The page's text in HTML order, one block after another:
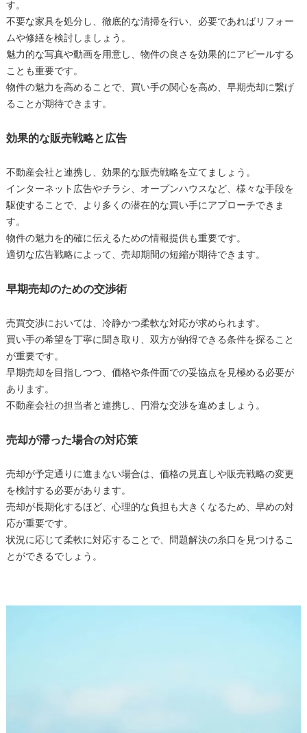
す。
不要な家具を処分し、徹底的な清掃を行い、必要であればリフォー
ムや修繕を検討しましょう。
魅力的な写真や動画を用意し、物件の良さを効果的にアピールする
ことも重要です。
物件の魅力を高めることで、買い手の関心を高め、早期売却に繋げ
ることが期待できます。
効果的な販売戦略と広告
不動産会社と連携し、効果的な販売戦略を立てましょう。
インターネット広告やチラシ、オープンハウスなど、様々な手段を
駆使することで、より多くの潜在的な買い手にアプローチできま
す。
物件の魅力を的確に伝えるための情報提供も重要です。
適切な広告戦略によって、売却期間の短縮が期待できます。
早期売却のための交渉術
売買交渉においては、冷静かつ柔軟な対応が求められます。
買い手の希望を丁寧に聞き取り、双方が納得できる条件を探ること
が重要です。
早期売却を目指しつつ、価格や条件面での妥協点を見極める必要が
あります。
不動産会社の担当者と連携し、円滑な交渉を進めましょう。
売却が滞った場合の対応策
売却が予定通りに進まない場合は、価格の見直しや販売戦略の変更
を検討する必要があります。
売却が長期化するほど、心理的な負担も大きくなるため、早めの対
応が重要です。
状況に応じて柔軟に対応することで、問題解決の糸口を見つけるこ
とができるでしょう。